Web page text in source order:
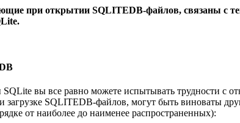
при открытии SQLITEDB-файлов, связаны с
вы все равно можете испытывать трудности с
SQLITEDB-файлов, могут быть виноваты
от наиболее до наименее распространенных):